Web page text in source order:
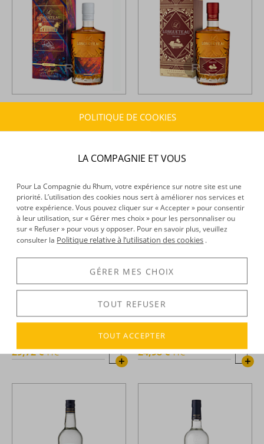
Longueteau -Rhum ambré -
La Galerie - Edition Shuck
+
Longueteau -Rhum ambré -
Prélude - Batch 13 - 70cl -
53,2°
Rhum blanc -
1L - 50°
+
29,72 €TTC
Longueteau -
70cl - 40°
+
24,98 €TTC
POLITIQUE DE COOKIES
LA COMPAGNIE ET VOUS
Pour La Compagnie du Rhum, votre expérience sur notre site est une
priorité. L’utilisation des cookies nous sert à améliorer nos services et
votre expérience. Vous pouvez cliquer sur « Accepter » pour consentir
à leur utilisation, sur « Gérer mes choix » pour les personnaliser ou
sur « Refuser » pour vous y opposer. Pour en savoir plus, veuillez
consulter la Politique relative à l’utilisation des cookies .
GÉRER MES CHOIX
TOUT REFUSER
TOUT ACCEPTER